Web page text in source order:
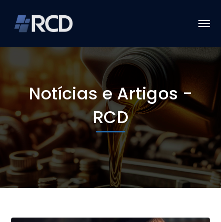
Notícias e Artigos -
RCD